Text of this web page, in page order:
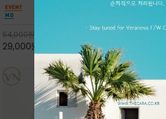
안함을 동시에 느낄수 있으며 차분하고 필요한
컬러웨이로 단독 또는 린넨 자켓/ 여름점퍼 안에
코디하기 만능템 입니다^^
54,000원
29,000원
핏 강연
한 착용
으로도 포